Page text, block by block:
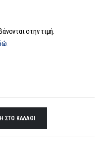
στην τιμή.
ΣΤΟ ΚΑΛΆΘΙ